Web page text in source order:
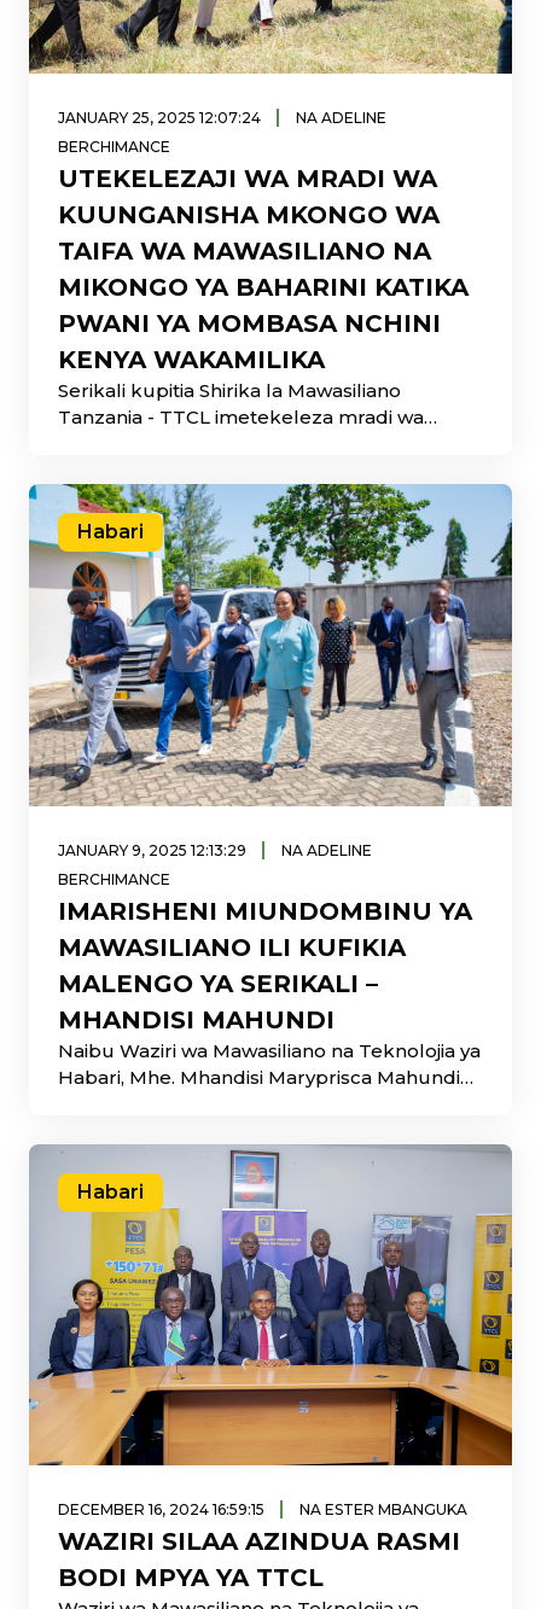
JANUARY 25, 2025 12:07:24 |
NA ADELINE
BERCHIMANCE
UTEKELEZAJI WA MRADI WA
KUUNGANISHA MKONGO WA
TAIFA WA MAWASILIANO NA
MIKONGO YA BAHARINI KATIKA
PWANI YA MOMBASA NCHINI
KENYA WAKAMILIKA
Serikali kupitia Shirika la Mawasiliano
Tanzania - TTCL imetekeleza mradi wa
Habari
JANUARY 9, 2025 12:13:29 |
NA ADELINE
BERCHIMANCE
IMARISHENI MIUNDOMBINU YA
MAWASILIANO ILI KUFIKIA
MALENGO YA SERIKALI –
MHANDISI MAHUNDI
Naibu Waziri wa Mawasiliano na Teknolojia ya
Habari, Mhe. Mhandisi Maryprisca Mahundi
Habari
DECEMBER 16, 2024 16:59:15 | NA ESTER MBANGUKA
WAZIRI SILAA AZINDUA RASMI
BODI MPYA YA TTCL